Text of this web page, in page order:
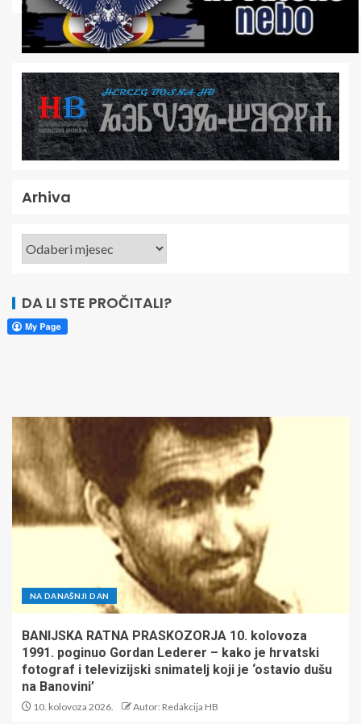
Arhiva
DA LI STE PROČITALI?
NA DANAŠNJI DAN
BANIJSKA RATNA PRASKOZORJA 10. kolovoza
1991. poginuo Gordan Lederer – kako je hrvatski
fotograf i televizijski snimatelj koji je ‘ostavio dušu
na Banovini’
10. kolovoza 2026. Autor: Redakcija HB